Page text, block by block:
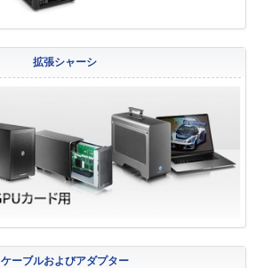
拡張シャーシ
ケーブルおよびアダプター